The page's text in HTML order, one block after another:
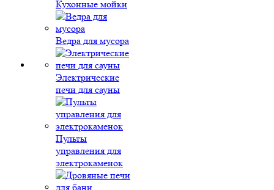
Кухонные мойки
Ведра для мусора
Электрические
печи для сауны
Пульты
управления для
электрокаменок